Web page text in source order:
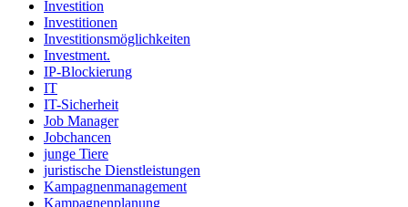
Investition
Investitionen
Investitionsmöglichkeiten
Investment.
IP-Blockierung
IT
IT-Sicherheit
Job Manager
Jobchancen
junge Tiere
juristische Dienstleistungen
Kampagnenmanagement
Kampagnenplanung